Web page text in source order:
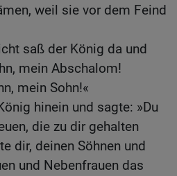
weil sie vor dem Feind
saß der König da und
mein Abschalom!
mein Sohn!«
hinein und sagte: »Du
die zu dir gehalten
dir, deinen Söhnen und
und Nebenfrauen das